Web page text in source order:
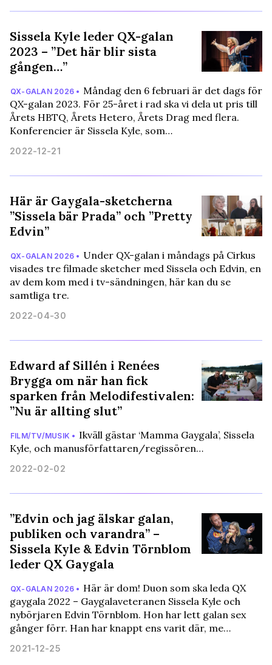
Sissela Kyle leder QX-galan
2023 – ”Det här blir sista
gången…”
QX-GALAN 2026 • Måndag den 6 februari är det dags för
QX-galan 2023. För 25-året i rad ska vi dela ut pris till
Årets HBTQ, Årets Hetero, Årets Drag med flera.
Konferencier är Sissela Kyle, som…
2022-12-21
Här är Gaygala-sketcherna
”Sissela bär Prada” och ”Pretty
Edvin”
QX-GALAN 2026 • Under QX-galan i måndags på Cirkus
visades tre filmade sketcher med Sissela och Edvin, en
av dem kom med i tv-sändningen, här kan du se
samtliga tre.
2022-04-30
Edward af Sillén i Renées
Brygga om när han fick
sparken från Melodifestivalen:
”Nu är allting slut”
FILM/TV/MUSIK • Ikväll gästar ‘Mamma Gaygala’, Sissela
Kyle, och manusförfattaren/regissören…
2022-02-02
”Edvin och jag älskar galan,
publiken och varandra” –
Sissela Kyle & Edvin Törnblom
leder QX Gaygala
QX-GALAN 2026 • Här är dom! Duon som ska leda QX
gaygala 2022 – Gaygalaveteranen Sissela Kyle och
nybörjaren Edvin Törnblom. Hon har lett galan sex
gånger förr. Han har knappt ens varit där, me…
2021-12-25